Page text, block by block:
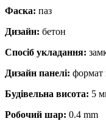
Фаска: паз
Дизайн: бетон
Спосіб укладання:
Дизайн панелі: формат
Будівельна висота: 5
Робочий шар: 0.4 mm